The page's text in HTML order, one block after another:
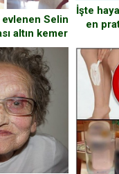
evlenen Selin
altın kemer
İşte
en